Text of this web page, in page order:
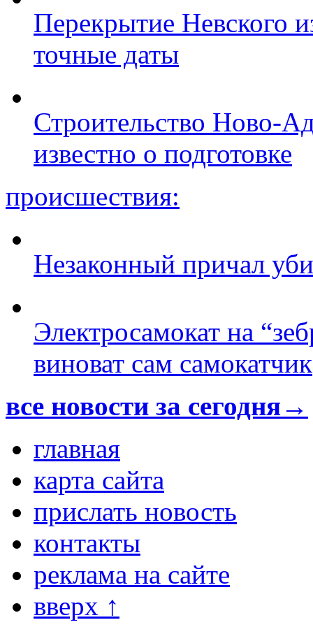
Перекрытие Невского
точные даты
Строительство Ново-
известно о подготовке
происшествия:
Незаконный причал
Электросамокат на
виноват сам самокатчик
все новости за сегодня→
главная
карта сайта
прислать новость
контакты
реклама на сайте
вверх ↑